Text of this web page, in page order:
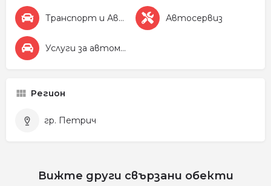
Транспорт и Автомобили Автосервиз
Услуги за автомобила
Регион
гр. Петрич
Вижте други свързани обекти